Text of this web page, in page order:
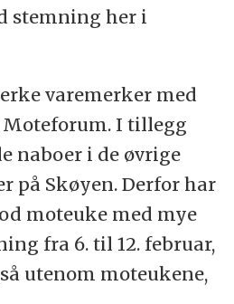
stemning her i
varemerker med
I tillegg
naboer i de øvrige
på Skøyen. Derfor har
moteuke med mye
fra 6. til 12. februar,
utenom moteukene,